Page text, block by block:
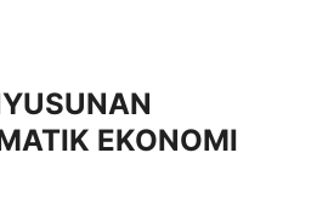
EKONOMI